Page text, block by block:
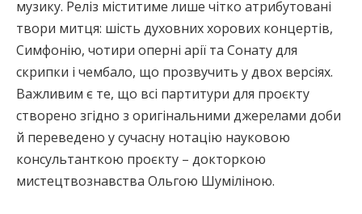
музику. Реліз міститиме лише чітко атрибутовані
твори митця: шість духовних хорових концертів,
Симфонію, чотири оперні арії та Сонату для
скрипки і чембало, що прозвучить у двох версіях.
Важливим є те, що всі партитури для проєкту
створено згідно з оригінальними джерелами доби
й переведено у сучасну нотацію науковою
консультанткою проєкту – докторкою
мистецтвознавства Ольгою Шуміліною.